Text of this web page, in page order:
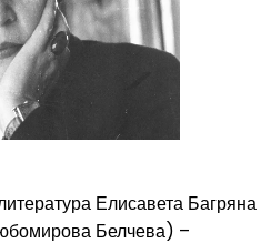
Елисавета Багряна
Белчева) –